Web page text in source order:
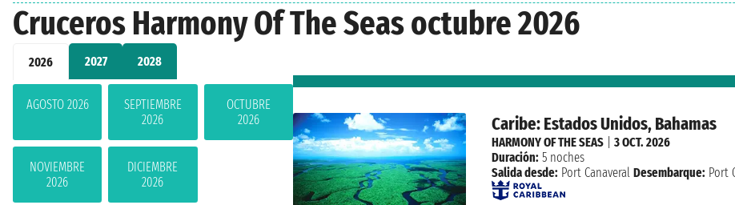
Cruceros Harmony Of The Seas octubre 2026
2026 2027 2028
AGOSTO 2026
SEPTIEMBRE
2026
OCTUBRE
2026
NOVIEMBRE
2026
DICIEMBRE
2026
Caribe: Estados Unidos, Bahamas
HARMONY OF THE SEAS |3 OCT. 2026
Duración: 5 noches
Salida desde: Port Canaveral Desembarque: Port